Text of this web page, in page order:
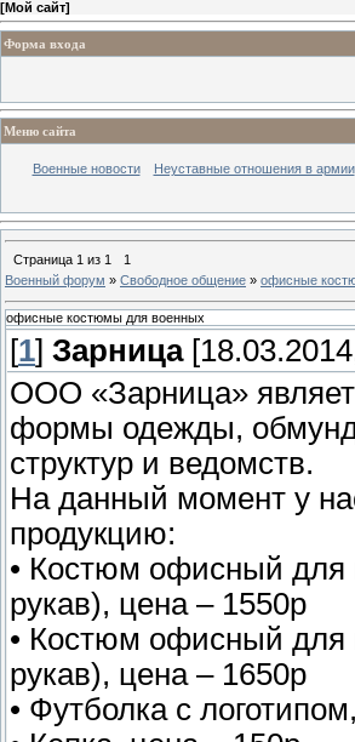
[Мой сайт]
Форма входа
Меню сайта
Военные новости Неуставные отношения в армии
Страница 1 из 1
1
Военный форум » Свободное общение » офисные
офисные костюмы для военных
[1] Зарница
ООО «Зарница»
формы одежды,
структур и ведомств.
На данный момент у
продукцию:
• Костюм офисный для
рукав), цена – 1550р
• Костюм офисный
рукав), цена – 1650р
• Футболка с